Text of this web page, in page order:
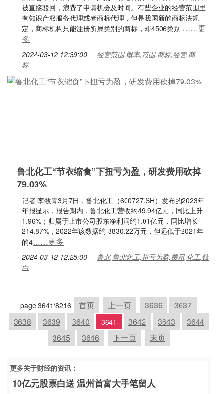
被直接驳回，浪费了申请机会及时间。有些企业的经营范围里
有知识产权服务代理或者商标代理，但是我国新的商标法规
定，商标机构只能注册所属类别的商标，即4506类别 ……更
多
2024-03-12 12:39:00
经营范围,概率,范围,商标,经营,商
标
鲁北化工“节衣缩食”下扭亏为盈，研发费用砍掉
79.03%
记者 李牧青3月7日，鲁北化工（600727.SH）发布的2023年
年报显示，报告期内，鲁北化工营收约49.94亿元，同比上升
1.96%；归属于上市公司股东净利润约1.01亿元，同比增长
214.87%，2022年该数据约-8830.22万元，但远低于2021年
的4……更多
2024-03-12 12:25:00
鲁北,鲁北化工,扭亏为盈,费用,化工,钛
白
page 3641/8216 首页 上一页 3636
3637
3638
3639 3640 3641 3642 3643
3644
3645
3646 下一页 末页
更多关于财经的资讯：
10亿元股票白送 温州首富大手笔留人